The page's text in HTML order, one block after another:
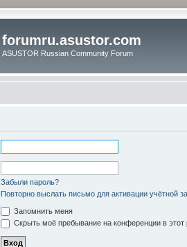
forumru.asustor.com
ASUSTOR Russian Community Forum
Забыли пароль?
Повторно выслать письмо для активации учётной
Запомнить меня
Скрыть моё пребывание на конференции в этот